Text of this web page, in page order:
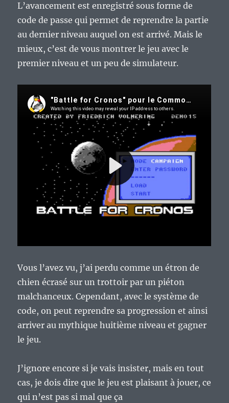
L’avancement est enregistré sous forme de
code de passe qui permet de reprendre la partie
au dernier niveau auquel on est arrivé. Mais le
mieux, c’est de vous montrer le jeu avec le
premier niveau et un peu de simulateur.
Vous l’avez vu, j’ai perdu comme un étron de
chien écrasé sur un trottoir par un piéton
malchanceux. Cependant, avec le système de
code, on peut reprendre sa progression et ainsi
arriver au mythique huitième niveau et gagner
le jeu.
J’ignore encore si je vais insister, mais en tout
cas, je dois dire que le jeu est plaisant à jouer, ce
qui n’est pas si mal que ça